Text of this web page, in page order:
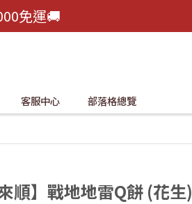
免運🚚
客服中心 部落格總覽
來順】戰地地雷Q餅 (花生)